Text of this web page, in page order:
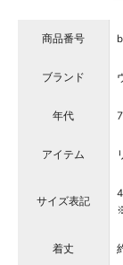
商品番号
ブランド
年代
アイテム
サイズ表記
着丈